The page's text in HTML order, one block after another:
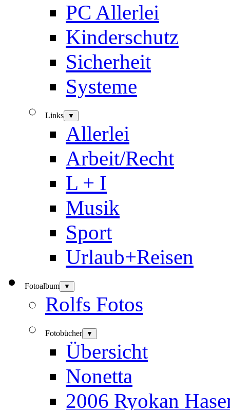
PC Allerlei
Kinderschutz
Sicherheit
Systeme
Links ▼
Allerlei
Arbeit/Recht
L + I
Musik
Sport
Urlaub+Reisen
Fotoalbum ▼
Rolfs Fotos
Fotobücher ▼
Übersicht
Nonetta
2006 Ryokan